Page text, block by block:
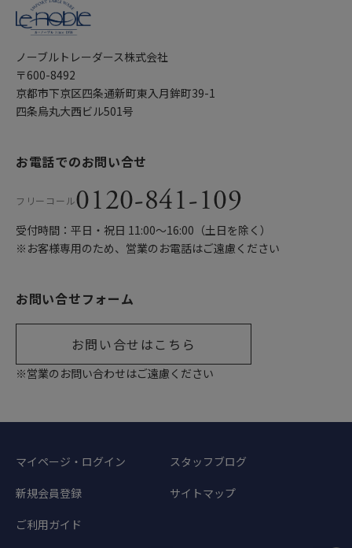
ノーブルトレーダース株式会社
〒600-8492
京都市下京区四条通新町東入月鉾町39-1
四条烏丸大西ビル501号
お電話でのお問い合せ
フリーコール0120-841-109
受付時間：平日・祝日 11:00〜16:00（土日を除く）
※お客様専用のため、営業のお電話はご遠慮ください
お問い合せフォーム
お問い合せはこちら
※営業のお問い合わせはご遠慮ください
マイページ・ログイン
新規会員登録
ご利用ガイド
スタッフブログ
サイトマップ